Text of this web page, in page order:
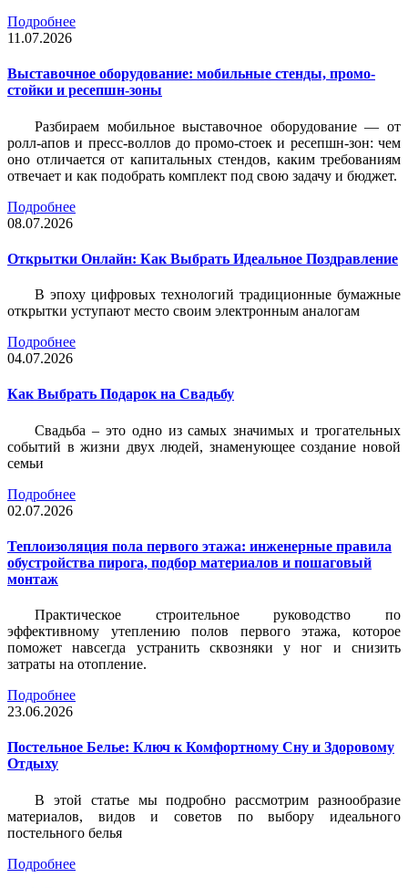
Подробнее
11.07.2026
Выставочное оборудование: мобильные стенды, промо-
стойки и ресепшн-зоны
Разбираем мобильное выставочное оборудование — от
ролл-апов и пресс-воллов до промо-стоек и ресепшн-зон: чем
оно отличается от капитальных стендов, каким требованиям
отвечает и как подобрать комплект под свою задачу и бюджет.
Подробнее
08.07.2026
Открытки Онлайн: Как Выбрать Идеальное Поздравление
В эпоху цифровых технологий традиционные бумажные
открытки уступают место своим электронным аналогам
Подробнее
04.07.2026
Как Выбрать Подарок на Свадьбу
Свадьба – это одно из самых значимых и трогательных
событий в жизни двух людей, знаменующее создание новой
семьи
Подробнее
02.07.2026
Теплоизоляция пола первого этажа: инженерные правила
обустройства пирога, подбор материалов и пошаговый
монтаж
Практическое строительное руководство по
эффективному утеплению полов первого этажа, которое
поможет навсегда устранить сквозняки у ног и снизить
затраты на отопление.
Подробнее
23.06.2026
Постельное Белье: Ключ к Комфортному Сну и Здоровому
Отдыху
В этой статье мы подробно рассмотрим разнообразие
материалов, видов и советов по выбору идеального
постельного белья
Подробнее